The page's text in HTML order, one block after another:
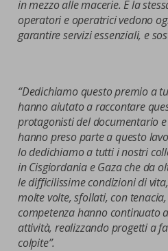
in mezzo alle macerie. È la
operatori e operatrici vedono
garantire servizi essenziali, e
“Dedichiamo questo premio a
hanno aiutato a raccontare
protagonisti del documentario
hanno preso parte a questo
lo dedichiamo a tutti i nostri
in Cisgiordania e Gaza che da
le difficilissime condizioni di
molte volte, sfollati, con
competenza hanno continuato
attività, realizzando progetti a
colpite”.